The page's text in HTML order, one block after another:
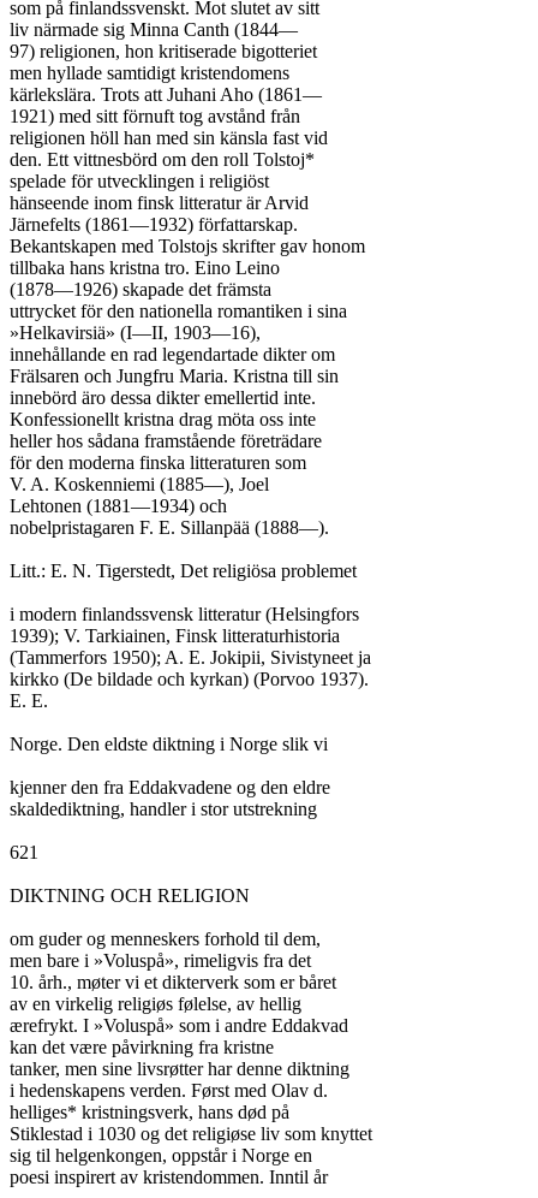
som på finlandssvenskt. Mot slutet av sitt
liv närmade sig Minna Canth (1844—
97) religionen, hon kritiserade bigotteriet
men hyllade samtidigt kristendomens
kärlekslära. Trots att Juhani Aho (1861—
1921) med sitt förnuft tog avstånd från
religionen höll han med sin känsla fast vid
den. Ett vittnesbörd om den roll Tolstoj*
spelade för utvecklingen i religiöst
hänseende inom finsk litteratur är Arvid
Järnefelts (1861—1932) författarskap.
Bekantskapen med Tolstojs skrifter gav honom
tillbaka hans kristna tro. Eino Leino
(1878—1926) skapade det främsta
uttrycket för den nationella romantiken i sina
»Helkavirsiä» (I—II, 1903—16),
innehållande en rad legendartade dikter om
Frälsaren och Jungfru Maria. Kristna till sin
innebörd äro dessa dikter emellertid inte.
Konfessionellt kristna drag möta oss inte
heller hos sådana framstående företrädare
för den moderna finska litteraturen som
V. A. Koskenniemi (1885—), Joel
Lehtonen (1881—1934) och
nobelpristagaren F. E. Sillanpää (1888—).
Litt.: E. N. Tigerstedt, Det religiösa problemet
i modern finlandssvensk litteratur (Helsingfors
1939); V. Tarkiainen, Finsk litteraturhistoria
(Tammerfors 1950); A. E. Jokipii, Sivistyneet ja
kirkko (De bildade och kyrkan) (Porvoo 1937).
E. E.
Norge. Den eldste diktning i Norge slik vi
kjenner den fra Eddakvadene og den eldre
skaldediktning, handler i stor utstrekning
621
DIKTNING OCH RELIGION
om guder og menneskers forhold til dem,
men bare i »Voluspå», rimeligvis fra det
10. årh., møter vi et dikterverk som er båret
av en virkelig religiøs følelse, av hellig
ærefrykt. I »Voluspå» som i andre Eddakvad
kan det være påvirkning fra kristne
tanker, men sine livsrøtter har denne diktning
i hedenskapens verden. Først med Olav d.
helliges* kristningsverk, hans død på
Stiklestad i 1030 og det religiøse liv som knyttet
sig til helgenkongen, oppstår i Norge en
poesi inspirert av kristendommen. Inntil år